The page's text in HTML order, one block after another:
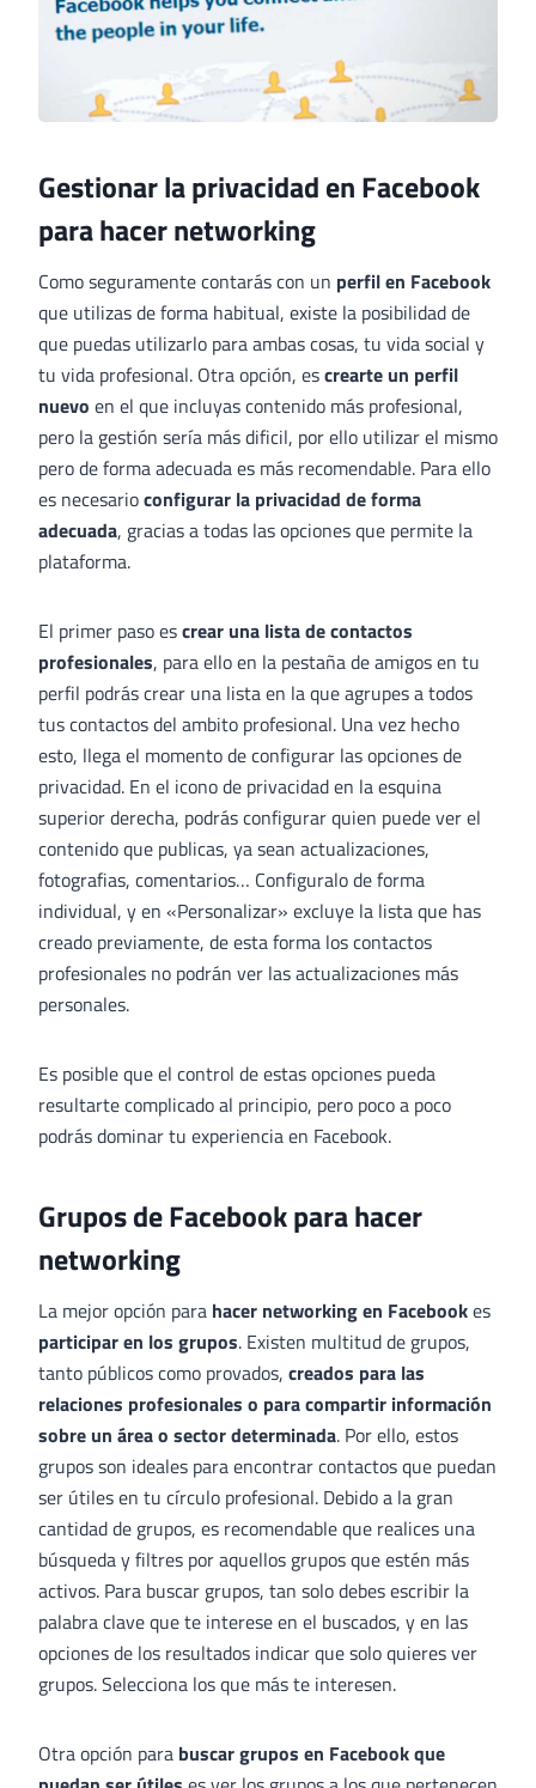
Gestionar la privacidad en Facebook
para hacer networking
Como seguramente contarás con un perfil en Facebook
que utilizas de forma habitual, existe la posibilidad de
que puedas utilizarlo para ambas cosas, tu vida social y
tu vida profesional. Otra opción, escrearte un perfil
nuevo en el que incluyas contenido más profesional,
pero la gestión sería más dificil, por ello utilizar el mismo
pero de forma adecuada es más recomendable. Para ello
es necesarioconfigurar la privacidad de forma
adecuada, gracias a todas las opciones que permite la
plataforma.
El primer paso escrear una lista de contactos
profesionales, para ello en la pestaña de amigos en tu
perfil podrás crear una lista en la que agrupes a todos
tus contactos del ambito profesional. Una vez hecho
esto, llega el momento de configurar las opciones de
privacidad. En el icono de privacidad en la esquina
superior derecha, podrás configurar quien puede ver el
contenido que publicas, ya sean actualizaciones,
fotografias, comentarios… Configuralo de forma
individual, y en «Personalizar» excluye la lista que has
creado previamente, de esta forma los contactos
profesionales no podrán ver las actualizaciones más
personales.
Es posible que el control de estas opciones pueda
resultarte complicado al principio, pero poco a poco
podrás dominar tu experiencia en Facebook.
Grupos de Facebook para hacer
networking
La mejor opción para hacer networking en Facebookes
participar en los grupos. Existen multitud de grupos,
tanto públicos como provados, creados para las
relaciones profesionales o para compartir información
sobre un área o sector determinada. Por ello, estos
grupos son ideales para encontrar contactos que puedan
ser útiles en tu círculo profesional. Debido a la gran
cantidad de grupos, es recomendable que realices una
búsqueda y filtres por aquellos grupos que estén más
activos. Para buscar grupos, tan solo debes escribir la
palabra clave que te interese en el buscados, y en las
opciones de los resultados indicar que solo quieres ver
grupos. Selecciona los que más te interesen.
Otra opción para buscar grupos en Facebook que